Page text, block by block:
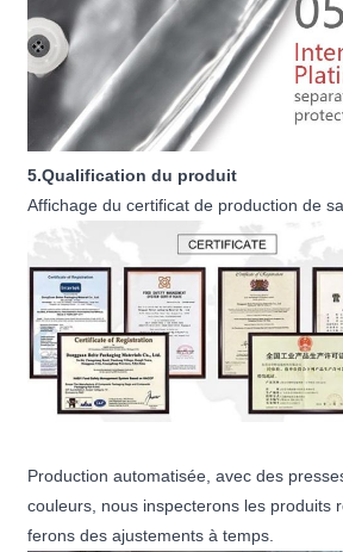
5.Qualification du produit
Affichage du certificat de production de
Production automatisée, avec des
couleurs, nous inspecterons les produits
ferons des ajustements à temps.